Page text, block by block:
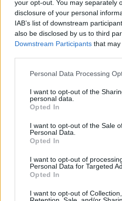
your opt-out. You may separately
disclosure of your personal
IAB’s list of downstream
also be disclosed by us to third
Downstream Participants that
Please note that this website/app
not limited to your visit or usage
grant or deny consent to Google
use your data for below specified
consent section.
Personal Data Processing
I want to opt-out of the
personal data.
Opted In
I want to opt-out of the Sale
Personal Data.
Opted In
I want to opt-out of
Personal Data for Targeted
Opted In
I want to opt-out of Collection,
legjobb hétvégém
Két baleset is hátráltatta Krózser
Series első fordulóján,
ROOKIES / 2024. ÁPR. 3.